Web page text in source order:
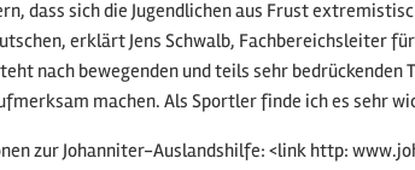
dass sich die Jugendlichen aus Frust
erklärt Jens Schwalb, Fachbereichsleiter
nach bewegenden und teils sehr
machen. Als Sportler finde ich es sehr
zur Johanniter-Auslandshilfe: <link http: